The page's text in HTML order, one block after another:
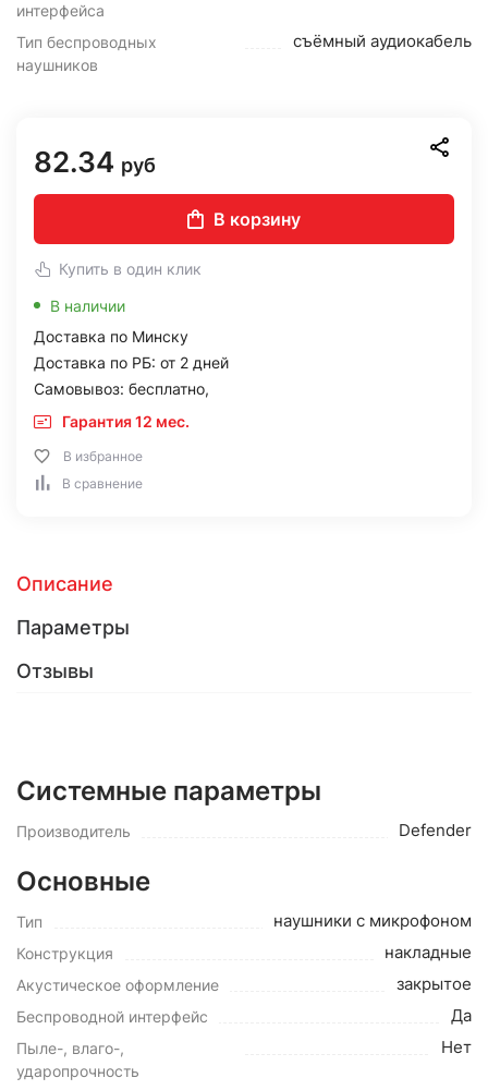
интерфейса
Тип беспроводных
наушников
съёмный аудиокабель
82.34 руб
В корзину
Купить в один клик
В наличии
Доставка по Минску
Доставка по РБ: от 2 дней
Самовывоз: бесплатно,
Гарантия 12 мес.
В избранное
В сравнение
Описание
Параметры
Отзывы
Системные параметры
Производитель Defender
Основные
Тип наушники с микрофоном
Конструкция накладные
Акустическое оформление закрытое
Беспроводной интерфейс Да
Пыле-, влаго-,
ударопрочность
Нет